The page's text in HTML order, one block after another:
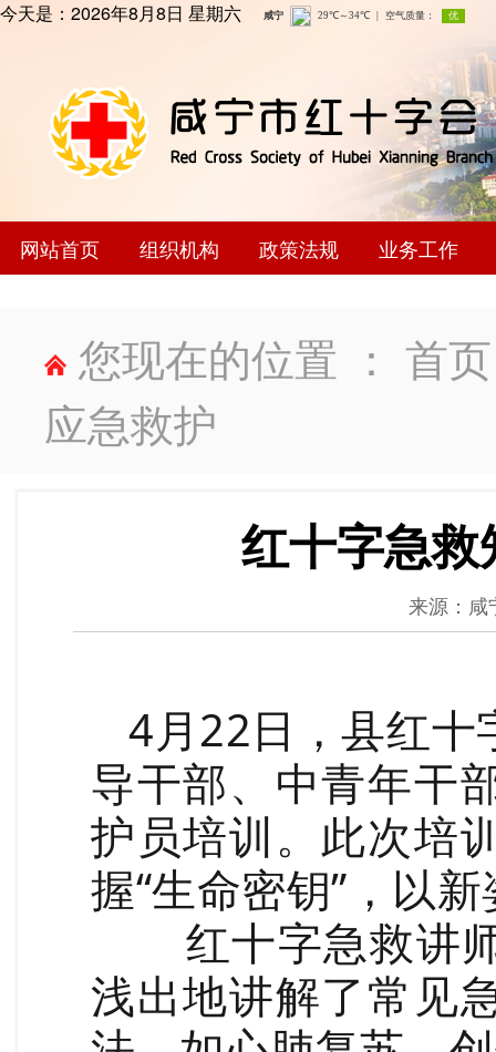
今天是： 2026年8月8日 星期六
网站首页 组织机构 政策法规 业务工作
您现在的位置 ： 首页
应急救护
红十字急救
来源：咸
4月22日，县红十
导干部、中青年干
护员培训。此次培
握“生命密钥”，以
红十字急救讲师
浅出地讲解了常见